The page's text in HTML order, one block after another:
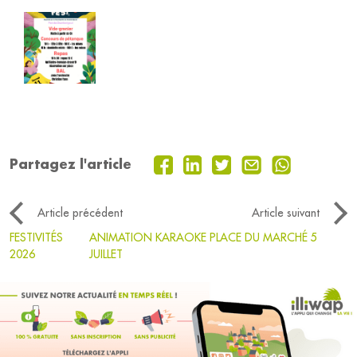
Partagez l'article
Article précédent
Article suivant
FESTIVITÉS
2026
ANIMATION KARAOKE PLACE DU MARCHÉ 5
JUILLET